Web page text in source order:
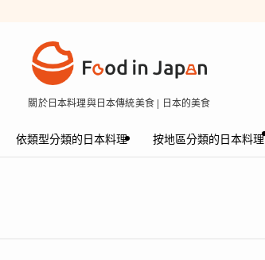
關於日本料理與日本傳統美食 | 日本的美食
依類型分類的日本料理 按地區分類的日本料理